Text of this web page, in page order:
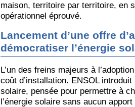
maison, territoire par territoire, en
opérationnel éprouvé.
Lancement d’une offre
démocratiser l’énergie
L’un des freins majeurs à
coût d’installation. ENSOL introduit
solaire, pensée pour permettre à
l’énergie solaire sans aucun